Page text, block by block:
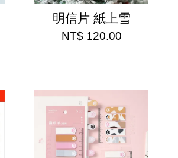
明信片 紙上雪
NT$ 120.00